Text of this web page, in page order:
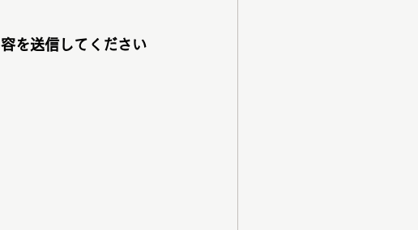
を送信してください